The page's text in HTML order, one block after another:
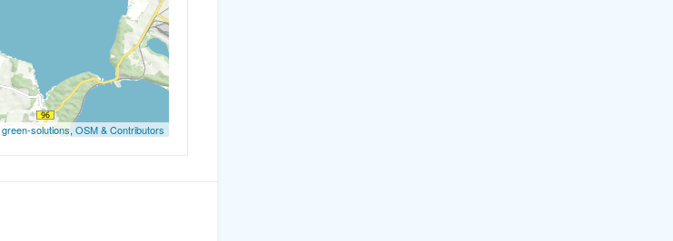
green-solutions,OSM & Contributors